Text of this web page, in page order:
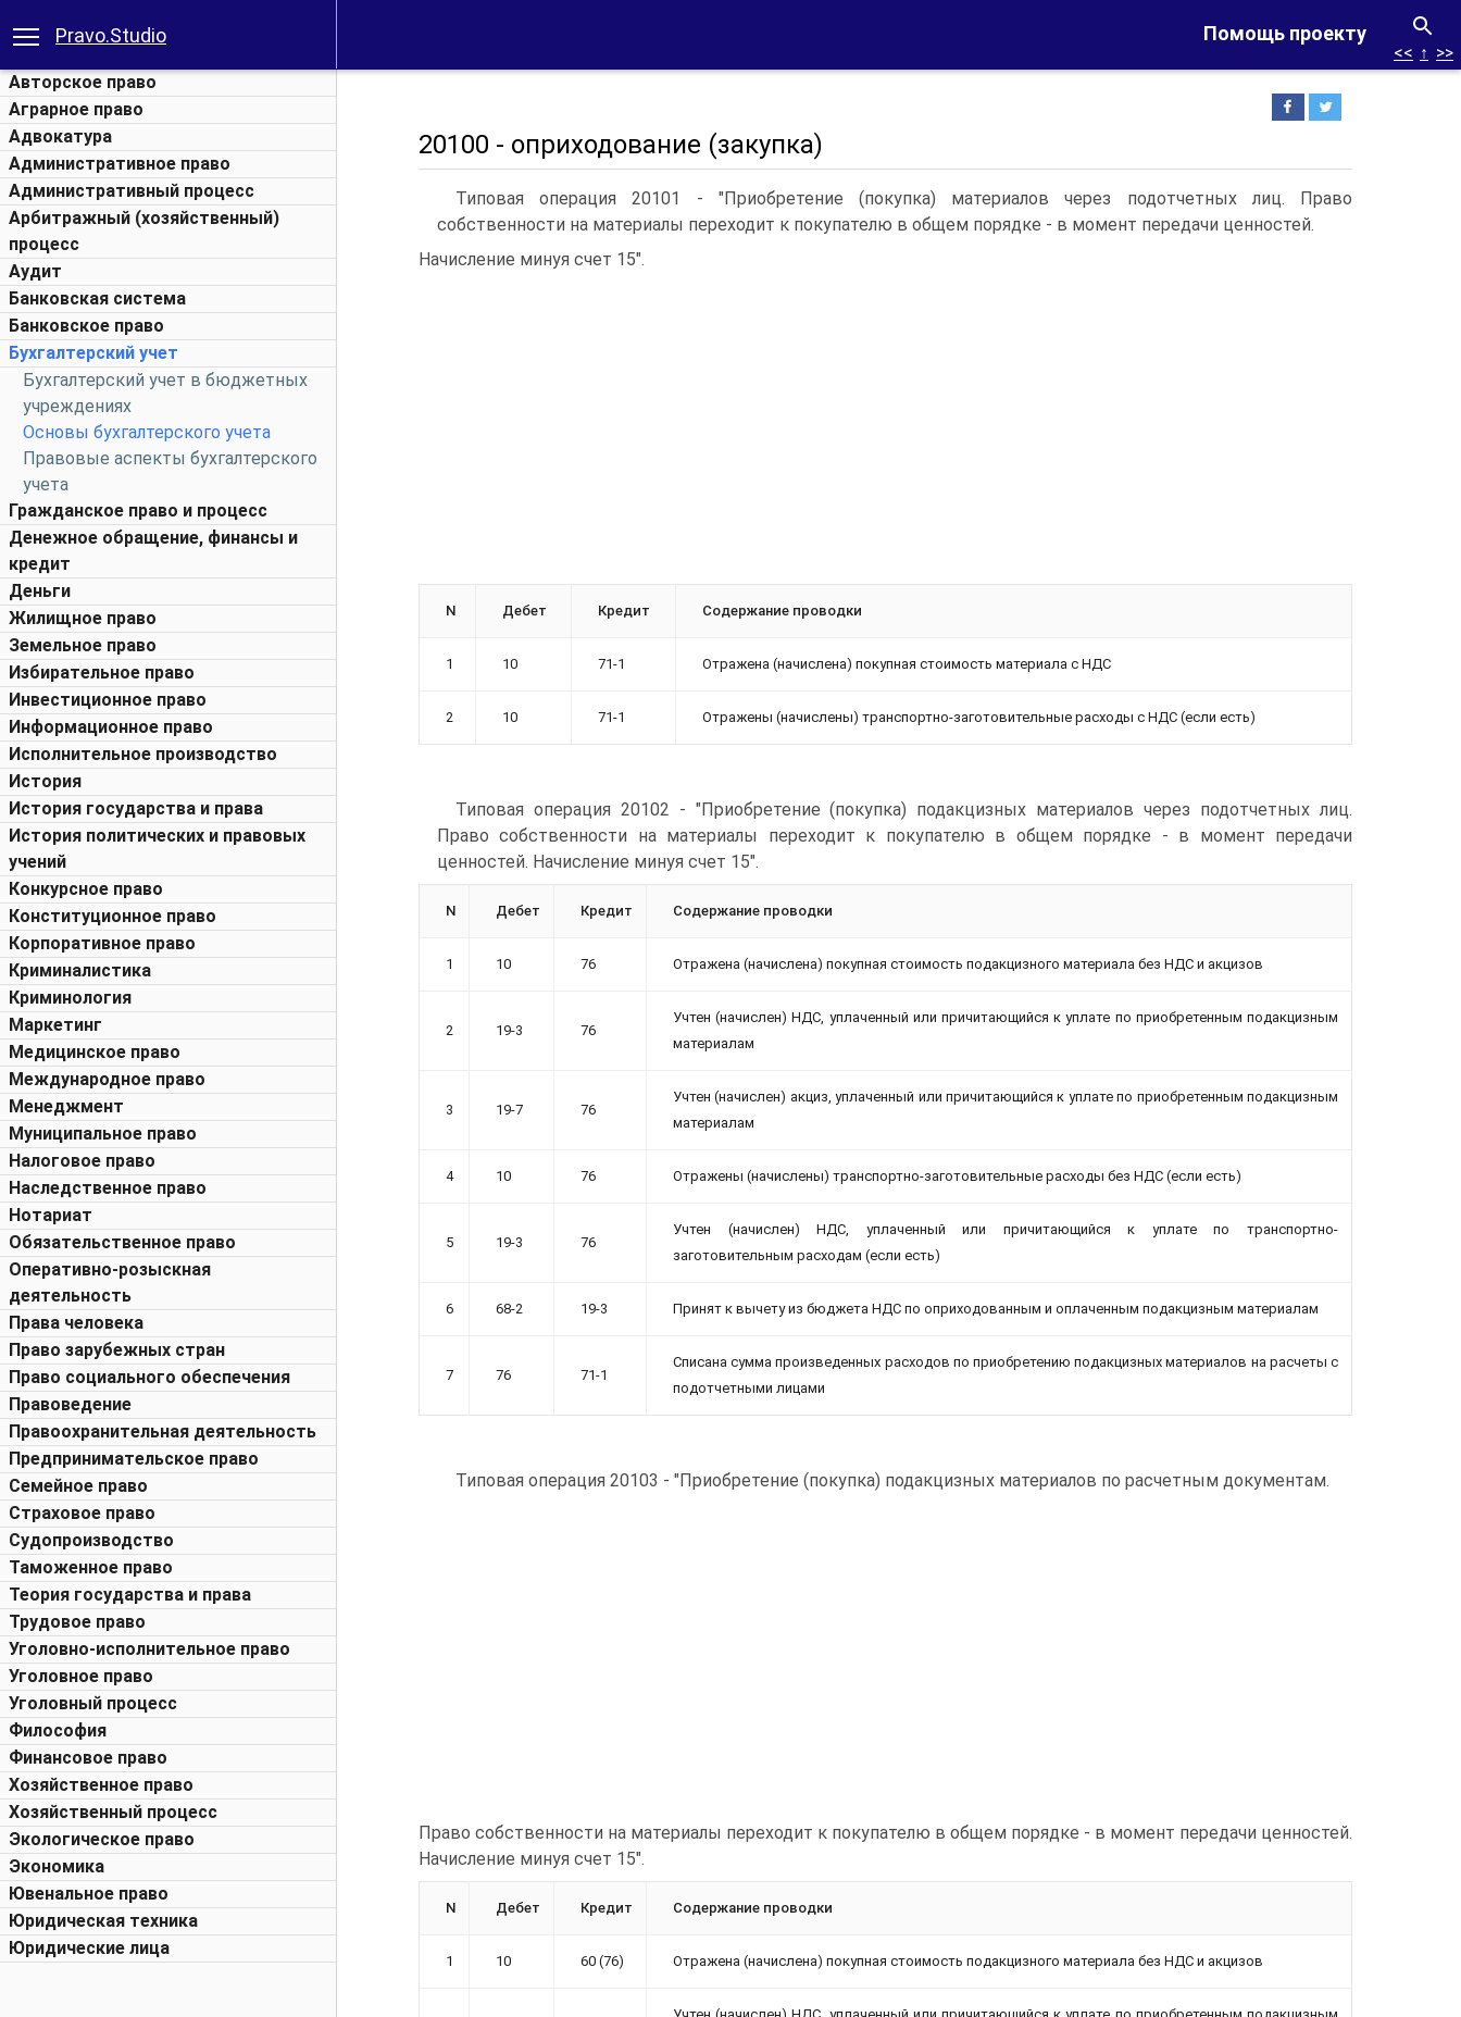
Помощь проекту
Pravo.Studio
Авторское право
Аграрное право
Адвокатура
Административное право
Административный процесс
Арбитражный (хозяйственный)
процесс
Аудит
Банковская система
Банковское право
Бухгалтерский учет
Бухгалтерский учет в бюджетных
учреждениях
Основы бухгалтерского учета
Правовые аспекты бухгалтерского
учета
Гражданское право и процесс
Денежное обращение, финансы и
кредит
Деньги
Жилищное право
Земельное право
Избирательное право
Инвестиционное право
Информационное право
Исполнительное производство
История
История государства и права
История политических и правовых
учений
Конкурсное право
Конституционное право
Корпоративное право
Криминалистика
Криминология
Маркетинг
Медицинское право
Международное право
Менеджмент
Муниципальное право
Налоговое право
Наследственное право
Нотариат
Обязательственное право
Оперативно-розыскная
деятельность
Права человека
Право зарубежных стран
Право социального обеспечения
Правоведение
Правоохранительная деятельность
Предпринимательское право
Семейное право
Страховое право
Судопроизводство
Таможенное право
Теория государства и права
Трудовое право
Уголовно-исполнительное право
Уголовное право
Уголовный процесс
Философия
Финансовое право
Хозяйственное право
Хозяйственный процесс
Экологическое право
Экономика
Ювенальное право
Юридическая техника
Юридические лица
<< ↑ >>
20100 - оприходование (закупка)
Типовая операция 20101 - "Приобретение (покупка) материалов через подотчетных лиц. Право
собственности на материалы переходит к покупателю в общем порядке - в момент передачи ценностей.
Начисление минуя счет 15".
N Дебет Кредит Содержание проводки
1 10 71-1 Отражена (начислена) покупная стоимость материала с НДС
2 10 71-1 Отражены (начислены) транспортно-заготовительные расходы с НДС (если есть)
Типовая операция 20102 - "Приобретение (покупка) подакцизных материалов через подотчетных лиц.
Право собственности на материалы переходит к покупателю в общем порядке - в момент передачи
ценностей. Начисление минуя счет 15".
N Дебет Кредит Содержание проводки
1 10 76 Отражена (начислена) покупная стоимость подакцизного материала без НДС и акцизов
2 19-3 76
Учтен (начислен) НДС, уплаченный или причитающийся к уплате по приобретенным подакцизным
материалам
3 19-7 76
Учтен (начислен) акциз, уплаченный или причитающийся к уплате по приобретенным подакцизным
материалам
4 10 76 Отражены (начислены) транспортно-заготовительные расходы без НДС (если есть)
5 19-3 76
Учтен (начислен) НДС, уплаченный или причитающийся к уплате по транспортно-
заготовительным расходам (если есть)
6 68-2 19-3 Принят к вычету из бюджета НДС по оприходованным и оплаченным подакцизным материалам
7 76 71-1
Списана сумма произведенных расходов по приобретению подакцизных материалов на расчеты с
подотчетными лицами
Типовая операция 20103 - "Приобретение (покупка) подакцизных материалов по расчетным документам.
Право собственности на материалы переходит к покупателю в общем порядке - в момент передачи ценностей.
Начисление минуя счет 15".
N Дебет Кредит Содержание проводки
1 10 60 (76) Отражена (начислена) покупная стоимость подакцизного материала без НДС и акцизов